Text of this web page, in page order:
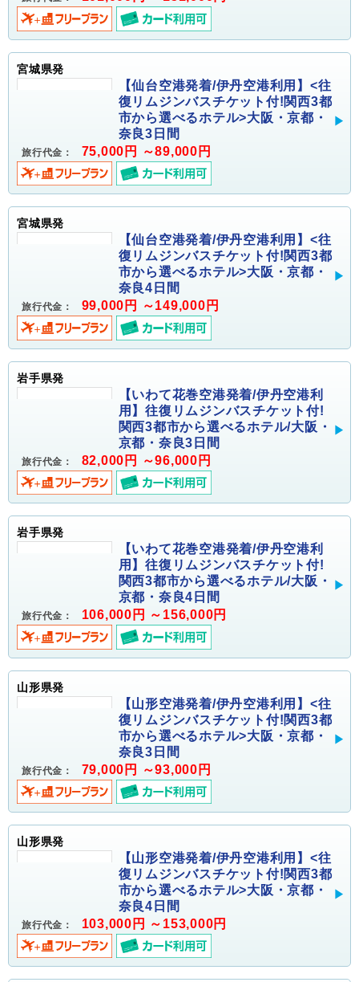
宮城県発
【仙台空港発着/伊丹空港利用】<往
復リムジンバスチケット付!関西3都
市から選べるホテル>大阪・京都・
奈良3日間
旅行代金： 75,000円 ～89,000円
宮城県発
【仙台空港発着/伊丹空港利用】<往
復リムジンバスチケット付!関西3都
市から選べるホテル>大阪・京都・
奈良4日間
旅行代金： 99,000円 ～149,000円
岩手県発
【いわて花巻空港発着/伊丹空港利
用】往復リムジンバスチケット付!
関西3都市から選べるホテル/大阪・
京都・奈良3日間
旅行代金： 82,000円 ～96,000円
岩手県発
【いわて花巻空港発着/伊丹空港利
用】往復リムジンバスチケット付!
関西3都市から選べるホテル/大阪・
京都・奈良4日間
旅行代金： 106,000円 ～156,000円
山形県発
【山形空港発着/伊丹空港利用】<往
復リムジンバスチケット付!関西3都
市から選べるホテル>大阪・京都・
奈良3日間
旅行代金： 79,000円 ～93,000円
山形県発
【山形空港発着/伊丹空港利用】<往
復リムジンバスチケット付!関西3都
市から選べるホテル>大阪・京都・
奈良4日間
旅行代金： 103,000円 ～153,000円